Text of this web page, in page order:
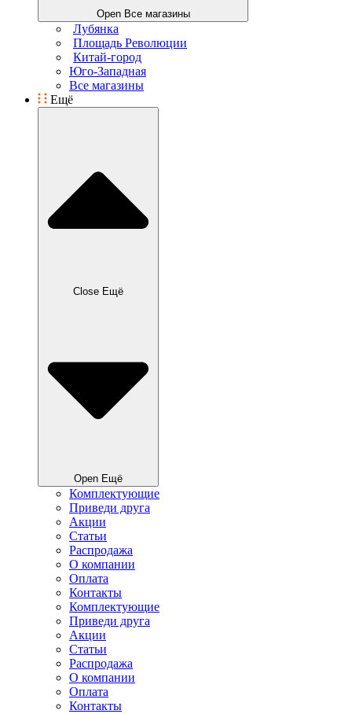
Open Все магазины
Лубянка
Площадь Революции
Китай-город
Юго-Западная
Все магазины
Ещё
Close Ещё
Open Ещё
Комплектующие
Приведи друга
Акции
Статьи
Распродажа
О компании
Оплата
Контакты
Комплектующие
Приведи друга
Акции
Статьи
Распродажа
О компании
Оплата
Контакты